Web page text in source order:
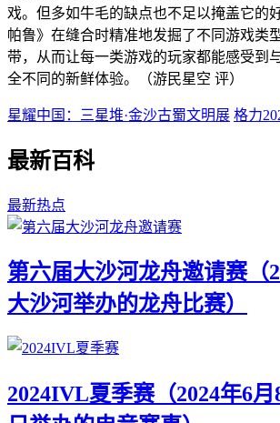
戏。但多如牛毛的缺点也不足以掩盖它的
帕鲁》在缝合时精准地发掘了不同游戏类
带，从而让每一类游戏的玩家都能感受到
全不同的新鲜体验。（游民星空 评）
星耀中国：三星堆·金沙古蜀文明展 格力
最新百科
最新热点
第六届大沙河龙舟邀请赛（
大沙河举办的龙舟比赛）
2024IVL夏季赛（2024年6月